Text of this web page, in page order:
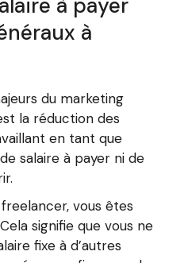
à
du marketing
la réduction des
en tant que
salaire à payer ni de
vous êtes
signifie que vous ne
fixe à d’autres